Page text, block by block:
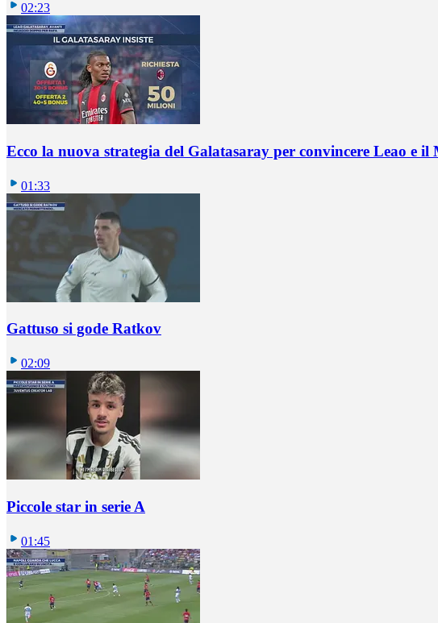
02:23
Ecco la nuova strategia del Galatasaray per convincere Leao e il
01:33
Gattuso si gode Ratkov
02:09
Piccole star in serie A
01:45